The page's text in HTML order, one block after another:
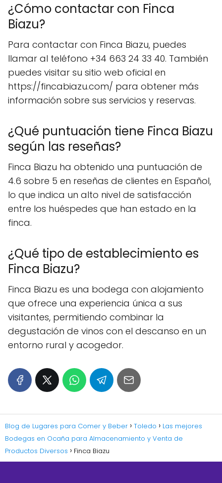
¿Cómo contactar con Finca
Biazu?
Para contactar con Finca Biazu, puedes
llamar al teléfono +34 663 24 33 40. También
puedes visitar su sitio web oficial en
https://fincabiazu.com/ para obtener más
información sobre sus servicios y reservas.
¿Qué puntuación tiene Finca Biazu
según las reseñas?
Finca Biazu ha obtenido una puntuación de
4.6 sobre 5 en reseñas de clientes en Español,
lo que indica un alto nivel de satisfacción
entre los huéspedes que han estado en la
finca.
¿Qué tipo de establecimiento es
Finca Biazu?
Finca Biazu es una bodega con alojamiento
que ofrece una experiencia única a sus
visitantes, permitiendo combinar la
degustación de vinos con el descanso en un
entorno rural y acogedor.
Blog de Lugares para Comer y Beber Toledo
Las mejores
Bodegas en Ocaña para Almacenamiento y Venta de
Productos Diversos
Finca Biazu